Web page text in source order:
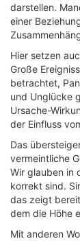
darstellen.
einer
Hier setzen
Große
betrachtet,
und Unglücke
Ursache-
der Einfluss
Das
vermeintliche
Wir glauben in
korrekt sind.
das zeigt
dem die Höhe
Mit anderen